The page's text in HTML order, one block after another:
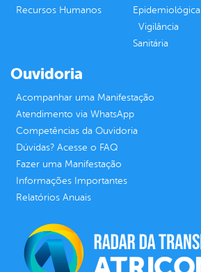
Recursos Humanos
Epidemiológica
Vigilância
Sanitária
Ouvidoria
Acompanhar uma Manifestação
Atendimento via WhatsApp
Competências da Ouvidoria
Dúvidas? Acesse o FAQ
Fazer uma Manifestação
Informações Importantes
Relatórios Anuais